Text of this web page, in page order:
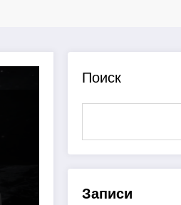
Поиск
Записи